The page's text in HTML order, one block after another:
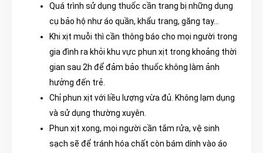
Quá trình sử dụng thuốc cần trang bị những dụng
cụ bảo hộ như áo quần, khẩu trang, găng tay…
Khi xịt muỗi thì cần thông báo cho mọi người trong
gia đình ra khỏi khu vực phun xịt trong khoảng thời
gian sau 2h để đảm bảo thuốc không làm ảnh
hưởng đến trẻ.
Chỉ phun xịt với liều lượng vừa đủ. Không lạm dụng
và sử dụng thường xuyên.
Phun xịt xong, mọi người cần tắm rửa, vệ sinh
sạch sẽ để tránh hóa chất còn bám dính vào áo